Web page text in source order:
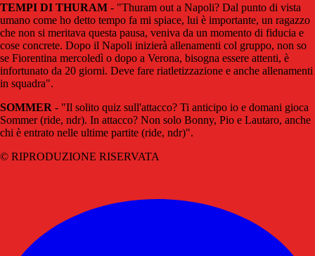
TEMPI DI THURAM - "Thuram out a Napoli? Dal punto di vista
umano come ho detto tempo fa mi spiace, lui è importante, un ragazzo
che non si meritava questa pausa, veniva da un momento di fiducia e
cose concrete. Dopo il Napoli inizierà allenamenti col gruppo, non so
se Fiorentina mercoledì o dopo a Verona, bisogna essere attenti, è
infortunato da 20 giorni. Deve fare riatletizzazione e anche allenamenti
in squadra".
SOMMER - "Il solito quiz sull'attacco? Ti anticipo io e domani gioca
Sommer (ride, ndr). In attacco? Non solo Bonny, Pio e Lautaro, anche
chi è entrato nelle ultime partite (ride, ndr)".
© RIPRODUZIONE RISERVATA